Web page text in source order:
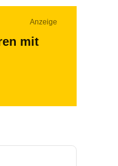
Anzeige
mit